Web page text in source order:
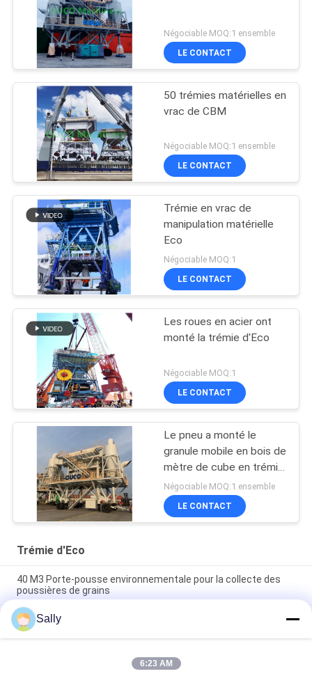
Négociable MOQ:1 ensemble
LE CONTACT
50 trémies matérielles en
vrac de CBM
Négociable MOQ:1 ensemble
LE CONTACT
Trémie en vrac de
manipulation matérielle
Eco
Négociable MOQ:1
LE CONTACT
Les roues en acier ont
monté la trémie d'Eco
Négociable MOQ:1
LE CONTACT
Le pneu a monté le
granule mobile en bois de
mètre de cube en trémie
40 d'Eco
Négociable MOQ:1 ensemble
LE CONTACT
Trémie d'Eco
40 M3 Porte-pousse environnementale pour la collecte des
poussières de grains
Preuve matérielle en vrac 750TPH gauche de la poussière de
filtre à cyclone de trémie mobile d'Eco
Milliseconde épaisse matérielle en vrac de la trémie 10 de port
de preuve de la poussière de filtre à manches de trémie
Sally
6:23 AM